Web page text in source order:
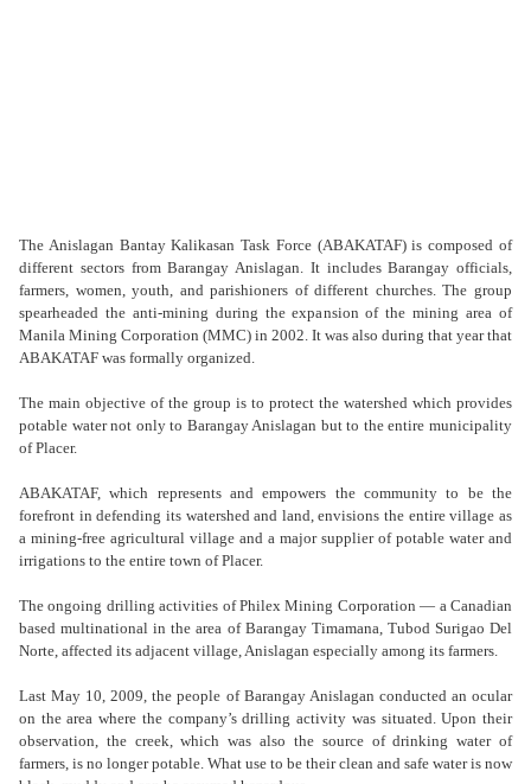
The Anislagan Bantay Kalikasan Task Force (ABAKATAF) is composed of
different sectors from Barangay Anislagan. It includes Barangay officials,
farmers, women, youth, and parishioners of different churches. The group
spearheaded the anti-mining during the expansion of the mining area of
Manila Mining Corporation (MMC) in 2002. It was also during that year that
ABAKATAF was formally organized.
The main objective of the group is to protect the watershed which provides
potable water not only to Barangay Anislagan but to the entire municipality
of Placer.
ABAKATAF, which represents and empowers the community to be the
forefront in defending its watershed and land, envisions the entire village as
a mining-free agricultural village and a major supplier of potable water and
irrigations to the entire town of Placer.
The ongoing drilling activities of Philex Mining Corporation — a Canadian
based multinational in the area of Barangay Timamana, Tubod Surigao Del
Norte, affected its adjacent village, Anislagan especially among its farmers.
Last May 10, 2009, the people of Barangay Anislagan conducted an ocular
on the area where the company’s drilling activity was situated. Upon their
observation, the creek, which was also the source of drinking water of
farmers, is no longer potable. What use to be their clean and safe water is now